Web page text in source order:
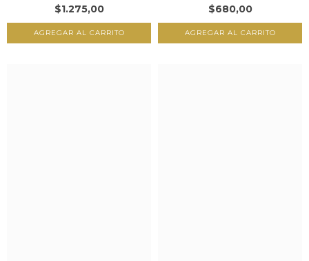
$1.275,00 $680,00